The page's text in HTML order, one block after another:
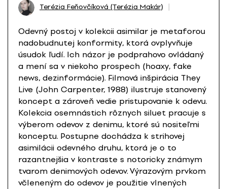
Terézia Feňovčíková (Terézia Makár)
Odevný postoj v kolekcii asimilar je metaforou
nadobudnutej konformity, ktorá ovplyvňuje
úsudok ľudí. Ich názor je podprahovo ovládaný
a mení sa v niekoho prospech (hoaxy, fake
news, dezinformácie). Filmová inšpirácia They
Live (John Carpenter, 1988) ilustruje stanovený
koncept a zároveň vedie pristupovanie k odevu.
Kolekcia osemnástich rôznych siluet pracuje s
výberom odevov z denimu, ktoré sú nositeľmi
konceptu. Postupne dochádza k strihovej
asimilácii odevného druhu, ktorá je o to
razantnejšia v kontraste s notoricky známym
tvarom denimových odevov. Výrazovým prvkom
včleneným do odevov je použitie vlnených